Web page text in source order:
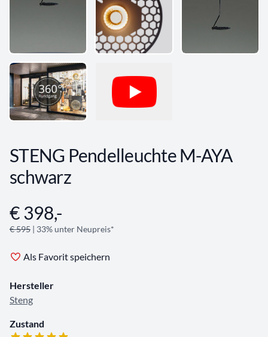
STENG Pendelleuchte M-AYA
schwarz
Angebotsinformationen
€ 398,-
€ 595 | 33% unter Neupreis*
Als Favorit speichern
Hersteller
Steng
Zustand